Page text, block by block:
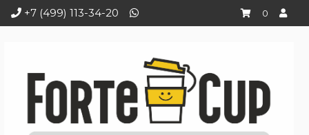
+7 (499) 113-34-20 0